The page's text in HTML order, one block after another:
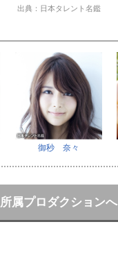
出典：日本タレント名鑑
御秒 奈々
所属プロダクションへ